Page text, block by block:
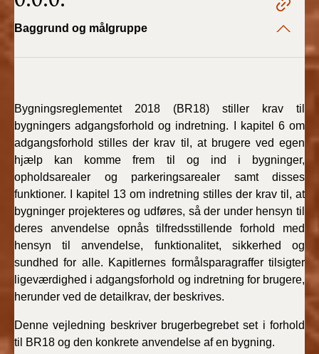
2022)
2022)
2021)
BR18 (1/1-29/6
2021)
BR18 (1/7-31/12
2020)
BR18 (10/3-30/6
2020)
BR18 (1/1-9/3 2020)
BR18 (4/7-31/12
2019)
Baggrund og målgruppe
Bygningsreglementet 2018 (BR18) stiller krav til
bygningers adgangsforhold og indretning. I kapitel 6 om
adgangsforhold stilles der krav til, at brugere ved egen
hjælp kan komme frem til og ind i bygninger,
opholdsarealer og parkeringsarealer samt disses
funktioner. I kapitel 13 om indretning stilles der krav til, at
bygninger projekteres og udføres, så der under hensyn til
deres anvendelse opnås tilfredsstillende forhold med
hensyn til anvendelse, funktionalitet, sikkerhed og
sundhed for alle. Kapitlernes formålsparagraffer tilsigter
ligeværdighed i adgangsforhold og indretning for brugere,
herunder ved de detailkrav, der beskrives.
Denne vejledning beskriver brugerbegrebet set i forhold
til BR18 og den konkrete anvendelse af en bygning.